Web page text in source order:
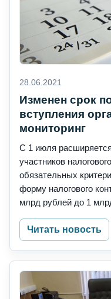
28.06.2021
Изменен срок
вступления
мониторинг
С 1 июля
участников
обязательных
форму налогового
млрд рублей до 1
Читать новость